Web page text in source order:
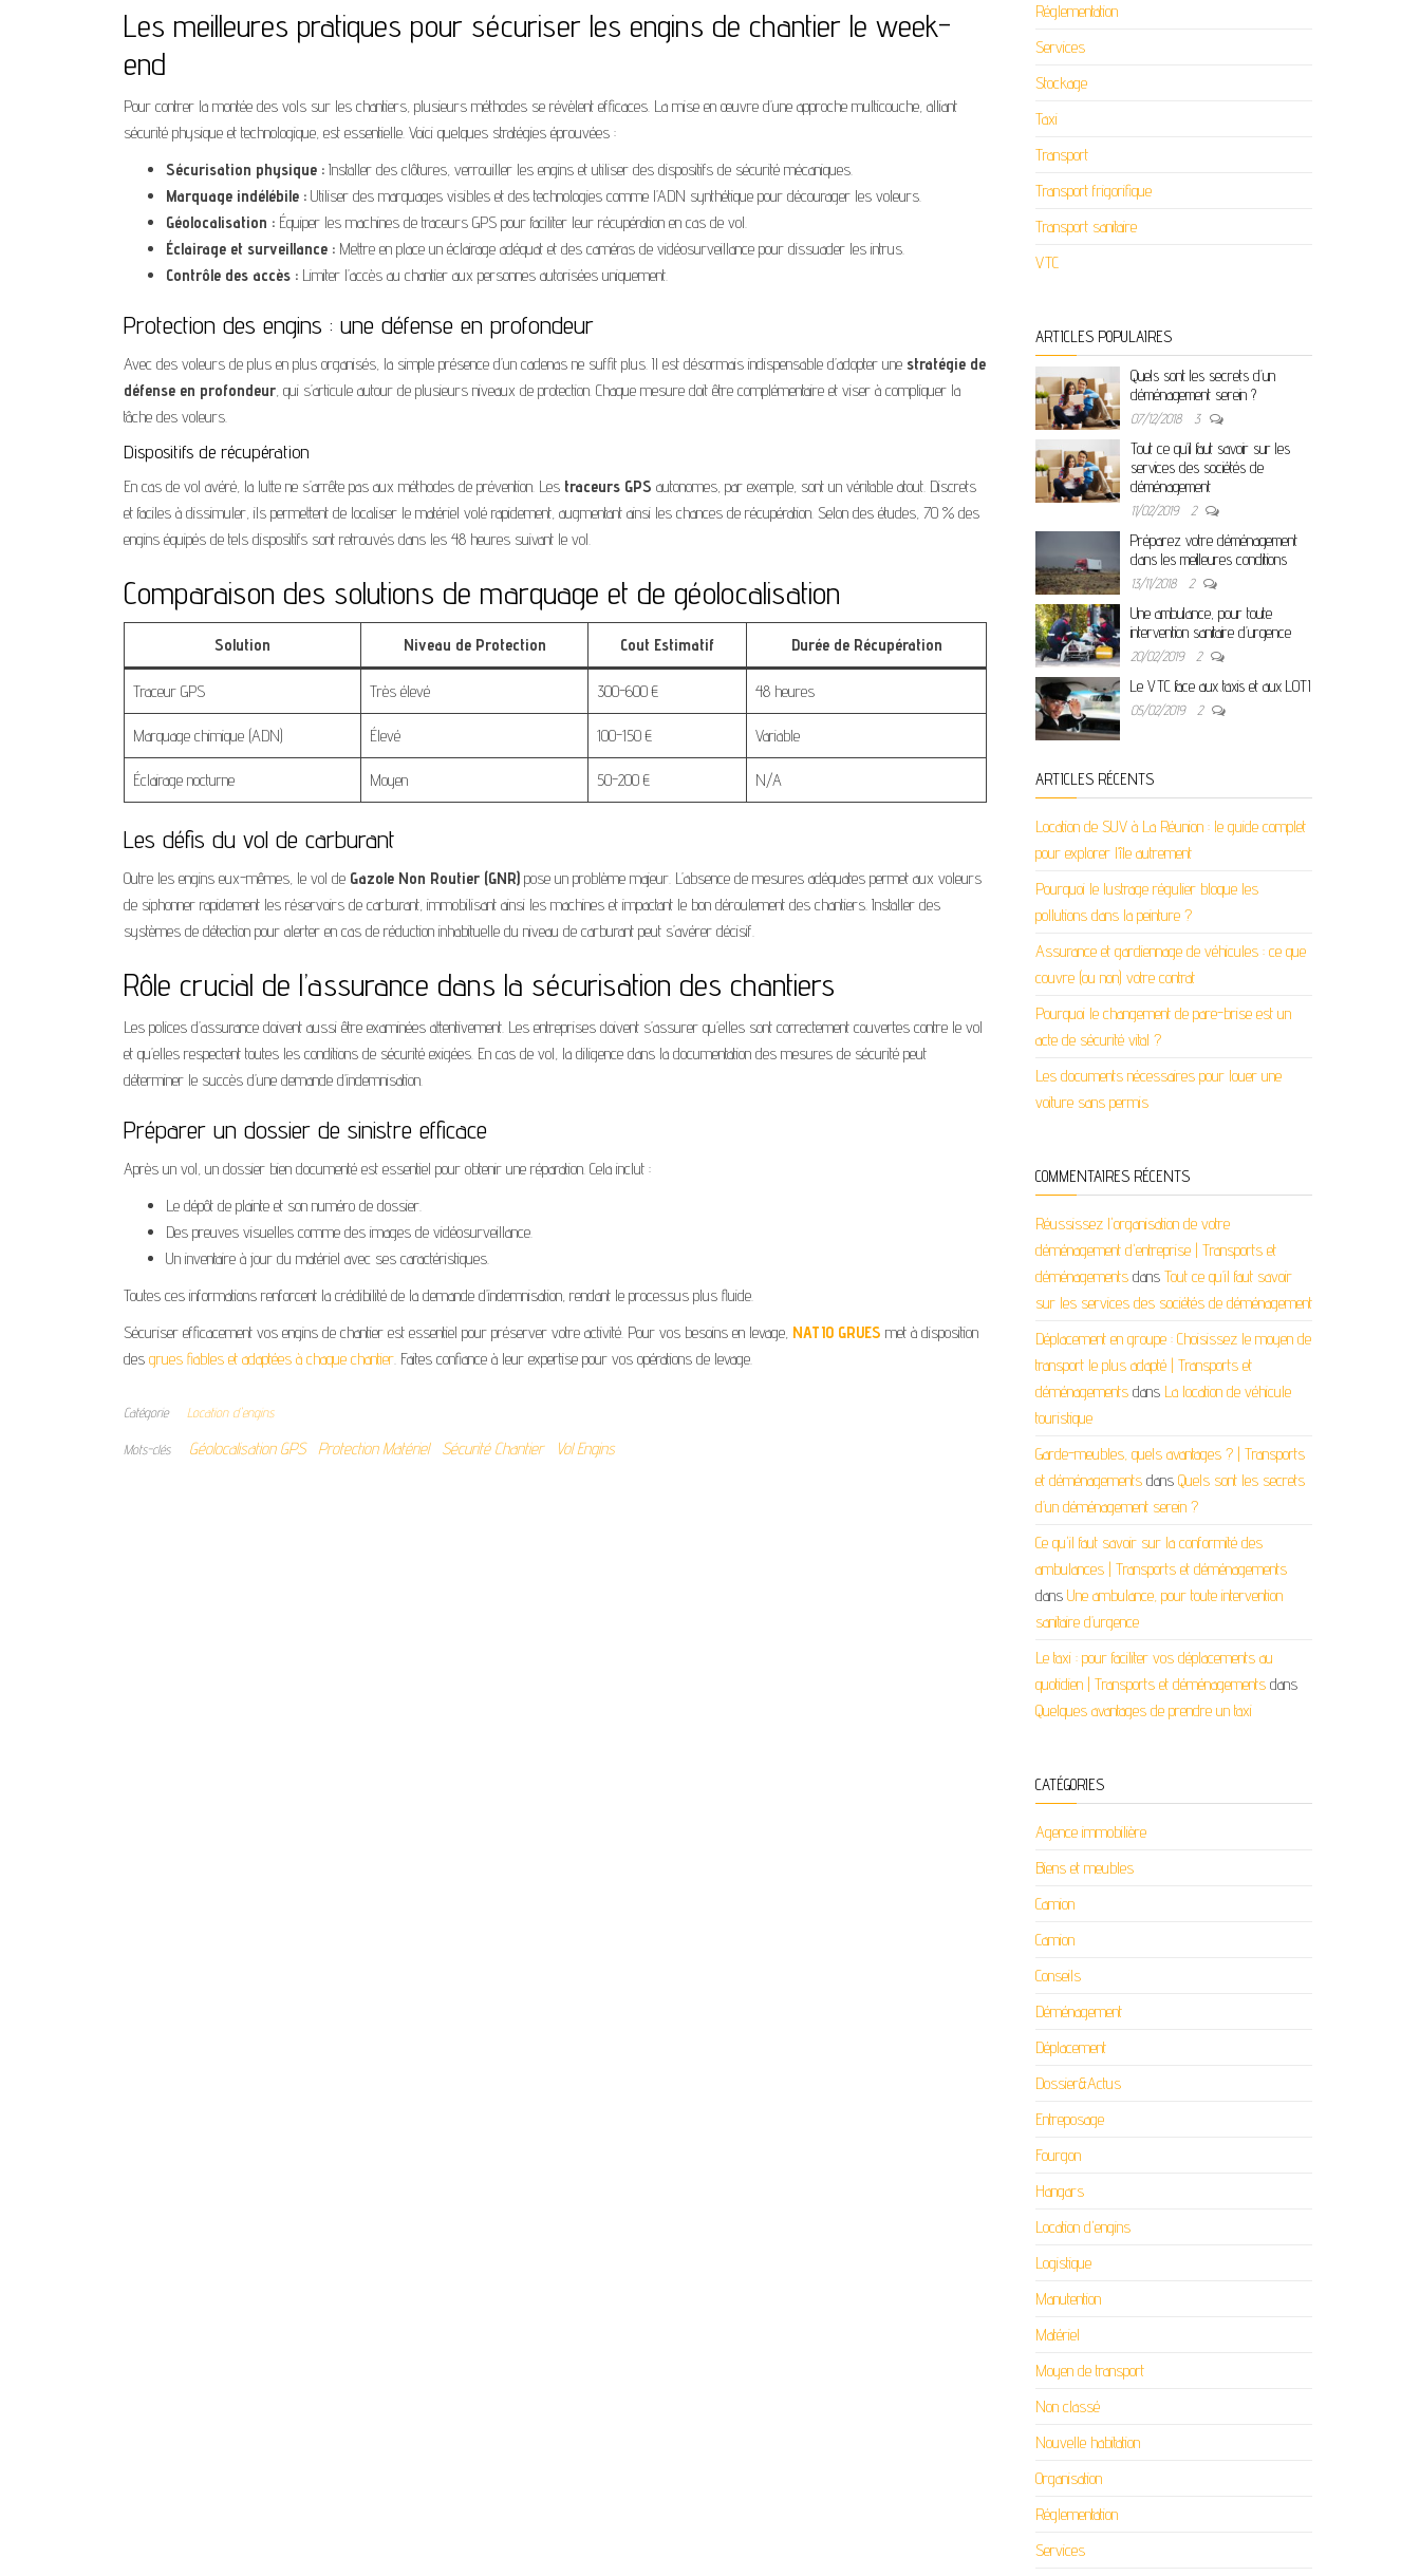
Les meilleures pratiques pour sécuriser les engins de chantier le week-
end
Pour contrer la montée des vols sur les chantiers, plusieurs méthodes se révèlent efficaces. La mise en œuvre d’une approche multicouche, alliant
sécurité physique et technologique, est essentielle. Voici quelques stratégies éprouvées :
Sécurisation physique : Installer des clôtures, verrouiller les engins et utiliser des dispositifs de sécurité mécaniques.
Marquage indélébile : Utiliser des marquages visibles et des technologies comme l’ADN synthétique pour décourager les voleurs.
Géolocalisation : Équiper les machines de traceurs GPS pour faciliter leur récupération en cas de vol.
Éclairage et surveillance : Mettre en place un éclairage adéquat et des caméras de vidéosurveillance pour dissuader les intrus.
Contrôle des accès : Limiter l’accès au chantier aux personnes autorisées uniquement.
Protection des engins : une défense en profondeur
Avec des voleurs de plus en plus organisés, la simple présence d’un cadenas ne suffit plus. Il est désormais indispensable d’adopter une stratégie de
défense en profondeur, qui s’articule autour de plusieurs niveaux de protection. Chaque mesure doit être complémentaire et viser à compliquer la
tâche des voleurs.
Dispositifs de récupération
En cas de vol avéré, la lutte ne s’arrête pas aux méthodes de prévention. Les traceurs GPS autonomes, par exemple, sont un véritable atout. Discrets
et faciles à dissimuler, ils permettent de localiser le matériel volé rapidement, augmentant ainsi les chances de récupération. Selon des études, 70 % des
engins équipés de tels dispositifs sont retrouvés dans les 48 heures suivant le vol.
Comparaison des solutions de marquage et de géolocalisation
Solution Niveau de Protection Cout Estimatif Durée de Récupération
Traceur GPS Très élevé 300-600 € 48 heures
Marquage chimique (ADN) Élevé 100-150 € Variable
Éclairage nocturne Moyen 50-200 € N/A
Les défis du vol de carburant
Outre les engins eux-mêmes, le vol de Gazole Non Routier (GNR) pose un problème majeur. L’absence de mesures adéquates permet aux voleurs
de siphonner rapidement les réservoirs de carburant, immobilisant ainsi les machines et impactant le bon déroulement des chantiers. Installer des
systèmes de détection pour alerter en cas de réduction inhabituelle du niveau de carburant peut s’avérer décisif.
Rôle crucial de l’assurance dans la sécurisation des chantiers
Les polices d’assurance doivent aussi être examinées attentivement. Les entreprises doivent s’assurer qu’elles sont correctement couvertes contre le vol
et qu’elles respectent toutes les conditions de sécurité exigées. En cas de vol, la diligence dans la documentation des mesures de sécurité peut
déterminer le succès d’une demande d’indemnisation.
Préparer un dossier de sinistre efficace
Après un vol, un dossier bien documenté est essentiel pour obtenir une réparation. Cela inclut :
Le dépôt de plainte et son numéro de dossier.
Des preuves visuelles comme des images de vidéosurveillance.
Un inventaire à jour du matériel avec ses caractéristiques.
Toutes ces informations renforcent la crédibilité de la demande d’indemnisation, rendant le processus plus fluide.
Sécuriser efficacement vos engins de chantier est essentiel pour préserver votre activité. Pour vos besoins en levage, NATIO GRUES met à disposition
des grues fiables et adaptées à chaque chantier. Faites confiance à leur expertise pour vos opérations de levage.
Catégorie Location d'engins
Mots-clés Géolocalisation GPS Protection Matériel Sécurité Chantier Vol Engins
Réglementation
Services
Stockage
Taxi
Transport
Transport frigorifique
Transport sanitaire
VTC
ARTICLES POPULAIRES
Quels sont les secrets d’un
déménagement serein ?
07/12/2018 3
Tout ce qu’il faut savoir sur les
services des sociétés de
déménagement
11/02/2019 2
Préparez votre déménagement
dans les meilleures conditions
13/11/2018 2
Une ambulance, pour toute
intervention sanitaire d’urgence
20/02/2019 2
Le VTC face aux taxis et aux LOTI
05/02/2019 2
ARTICLES RÉCENTS
Location de SUV à La Réunion : le guide complet
pour explorer l’île autrement
Pourquoi le lustrage régulier bloque les
pollutions dans la peinture ?
Assurance et gardiennage de véhicules : ce que
couvre (ou non) votre contrat
Pourquoi le changement de pare-brise est un
acte de sécurité vital ?
Les documents nécessaires pour louer une
voiture sans permis
COMMENTAIRES RÉCENTS
Réussissez l'organisation de votre
déménagement d'entreprise | Transports et
déménagementsdans Tout ce qu’il faut savoir
sur les services des sociétés de déménagement
Déplacement en groupe : Choisissez le moyen de
transport le plus adapté | Transports et
déménagementsdans La location de véhicule
touristique
Garde-meubles, quels avantages ? | Transports
et déménagementsdans Quels sont les secrets
d’un déménagement serein ?
Ce qu'il faut savoir sur la conformité des
ambulances | Transports et déménagements
dans Une ambulance, pour toute intervention
sanitaire d’urgence
Le taxi : pour faciliter vos déplacements au
quotidien | Transports et déménagementsdans
Quelques avantages de prendre un taxi
CATÉGORIES
Agence immobilière
Biens et meubles
Camion
Camion
Conseils
Déménagement
Déplacement
Dossier&Actus
Entreposage
Fourgon
Hangars
Location d'engins
Logistique
Manutention
Matériel
Moyen de transport
Non classé
Nouvelle habitation
Organisation
Réglementation
Services